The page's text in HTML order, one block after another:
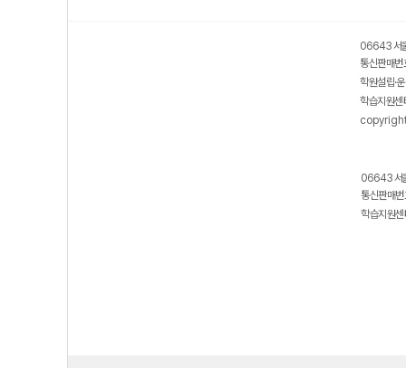
06643 서
통신판매
학원설립·
학습지원
06643 서
통신판매
학습지원